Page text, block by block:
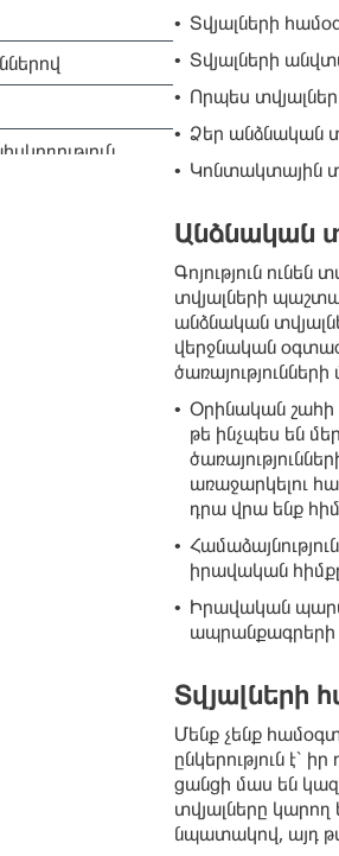
• Տվյալների
• Տվյալների
• Որպես
• Ձեր անձնական
• Կոնտակտային
Անձնական
Գոյություն
տվյալների
անձնական
վերջնական
• Օրինական շահի
թե ինչպես են
առաջարկելու
դրա վրա ենք
•
իրավական
• Իրավական
ապրանքագրերի
Տվյալների
Մենք չենք
ընկերություն է՝
ցանցի մաս են
տվյալները
նպատակով, այդ